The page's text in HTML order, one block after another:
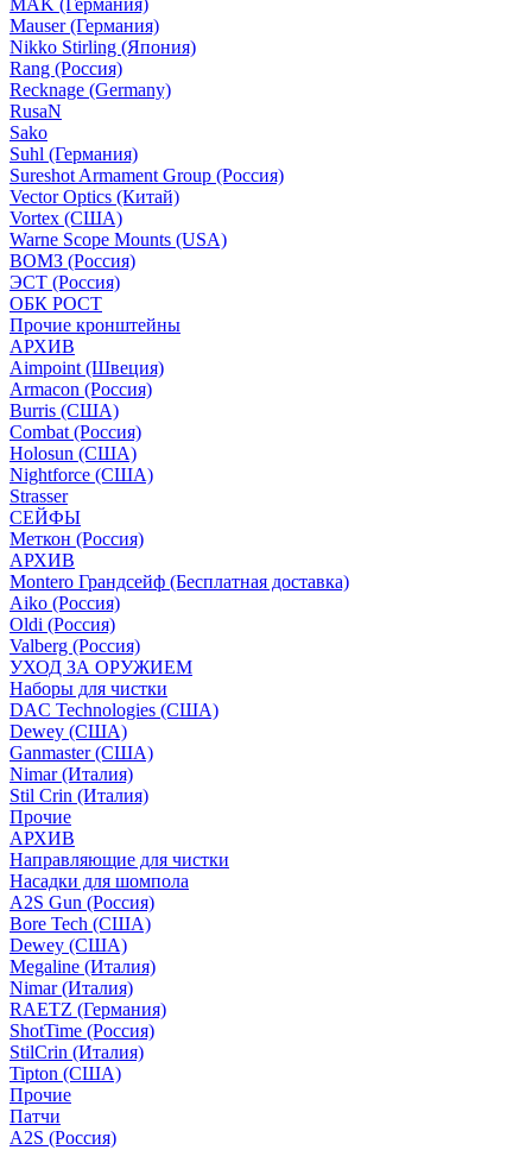
MAK (Германия)
Mauser (Германия)
Nikko Stirling (Япония)
Rang (Россия)
Recknage (Germany)
RusaN
Sako
Suhl (Германия)
Sureshot Armament Group (Россия)
Vector Optics (Китай)
Vortex (США)
Warne Scope Mounts (USA)
ВОМЗ (Россия)
ЭСТ (Россия)
ОБК РОСТ
Прочие кронштейны
АРХИВ
Aimpoint (Швеция)
Armacon (Россия)
Burris (США)
Combat (Россия)
Holosun (США)
Nightforce (США)
Strasser
СЕЙФЫ
Меткон (Россия)
АРХИВ
Montero Грандсейф (Бесплатная доставка)
Aiko (Россия)
Oldi (Россия)
Valberg (Россия)
УХОД ЗА ОРУЖИЕМ
Наборы для чистки
DAC Technologies (США)
Dewey (США)
Ganmaster (США)
Nimar (Италия)
Stil Crin (Италия)
Прочие
АРХИВ
Направляющие для чистки
Насадки для шомпола
A2S Gun (Россия)
Bore Tech (США)
Dewey (США)
Megaline (Италия)
Nimar (Италия)
RAETZ (Германия)
ShotTime (Россия)
StilCrin (Италия)
Tipton (США)
Прочие
Патчи
A2S (Россия)